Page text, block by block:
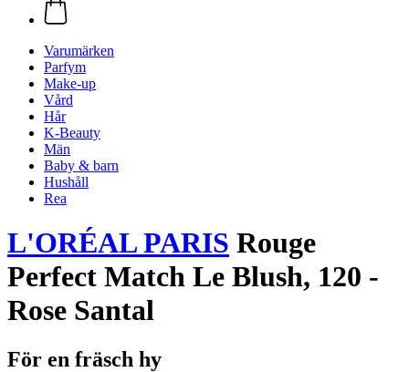
Varumärken
Parfym
Make-up
Vård
Hår
K-Beauty
Män
Baby & barn
Hushåll
Rea
L'ORÉAL PARIS Rouge
Perfect Match Le Blush, 120 -
Rose Santal
För en fräsch hy